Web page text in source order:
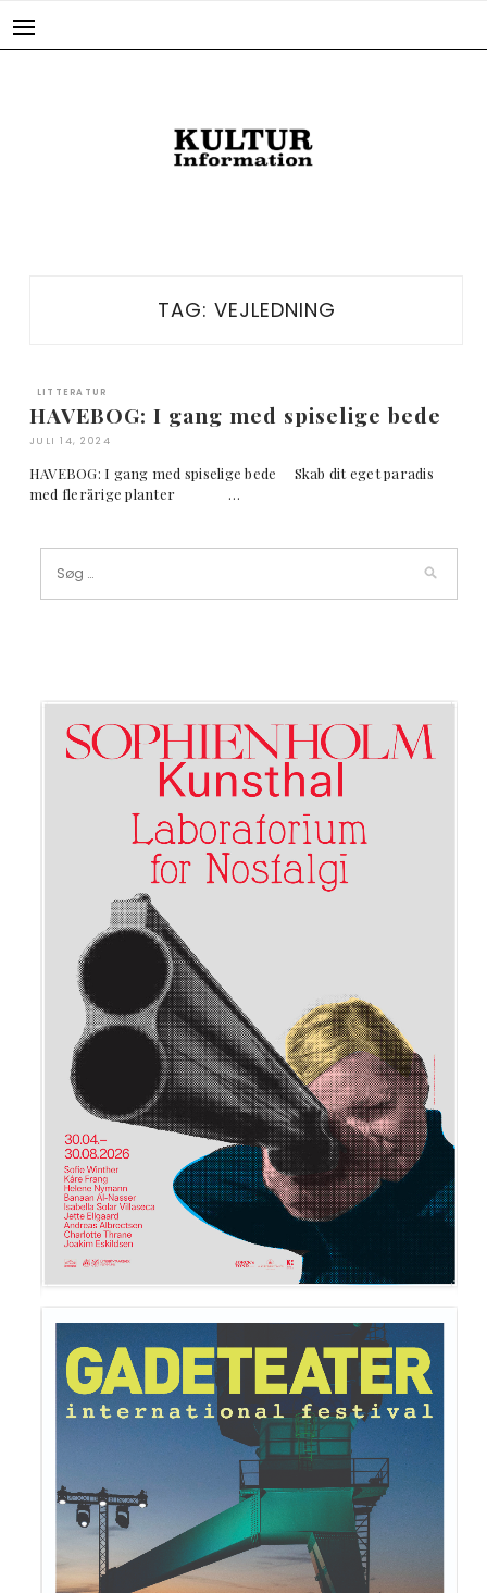
TAG: VEJLEDNING
LITTERATUR
HAVEBOG: I gang med spiselige bede
JULI 14, 2024
HAVEBOG: I gang med spiselige bede Skab dit eget paradis
med flerårige planter …